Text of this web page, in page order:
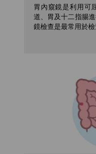
胃內窺鏡是利用可
道、胃及十二指腸
鏡檢查是最常用於檢